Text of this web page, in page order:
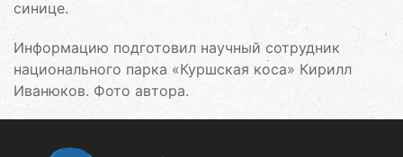
синице.
Информацию подготовил научный сотрудник
национального парка «Куршская коса» Кирилл
Иванюков. Фото автора.